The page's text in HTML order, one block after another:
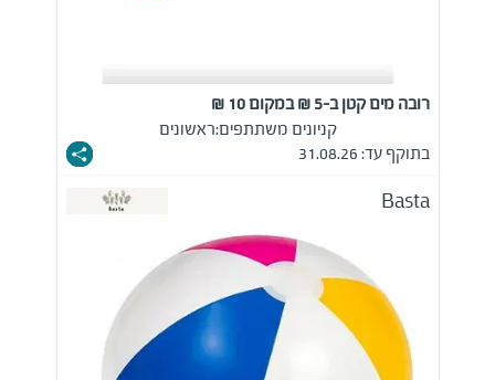
רובה מים קטן ב-5 ₪ במקום 10 ₪
קניונים משתתפים:ראשונים
בתוקף עד: 31.08.26
Basta